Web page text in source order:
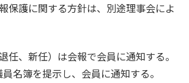
護に関する方針は、別途理事会によ
、新任）は会報で会員に通知する。
名簿を提示し、会員に通知する。